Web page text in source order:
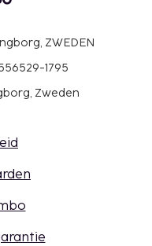
ZWEDEN
1795
Zweden